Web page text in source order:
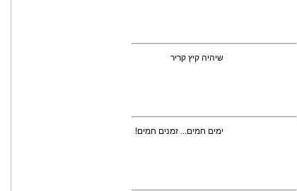
שיהיה קיץ קריר
ימים חמים... זמנים חמים!